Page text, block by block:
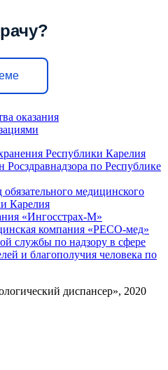
Республики Карелия
Росздравнадзора по Республике
медицинского
Карелия
«Ингосстрах-М»
компания «РЕСО-мед»
службы по надзору в сфере
и благополучия человека по
диспансер», 2020